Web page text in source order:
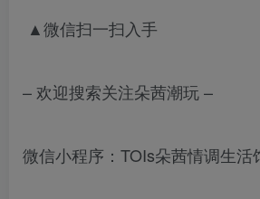
▲微信扫一扫入手
– 欢迎搜索关注朵茜潮玩 –
微信小程序：TOIs朵茜情调生活